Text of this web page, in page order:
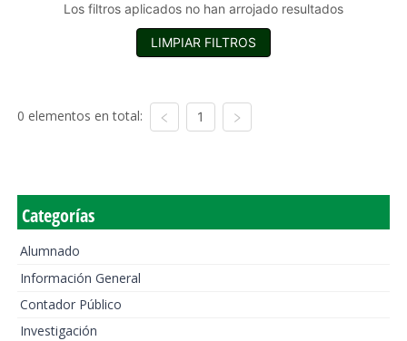
Los filtros aplicados no han arrojado resultados
LIMPIAR FILTROS
0 elementos en total: 1
Categorías
Alumnado
Información General
Contador Público
Investigación